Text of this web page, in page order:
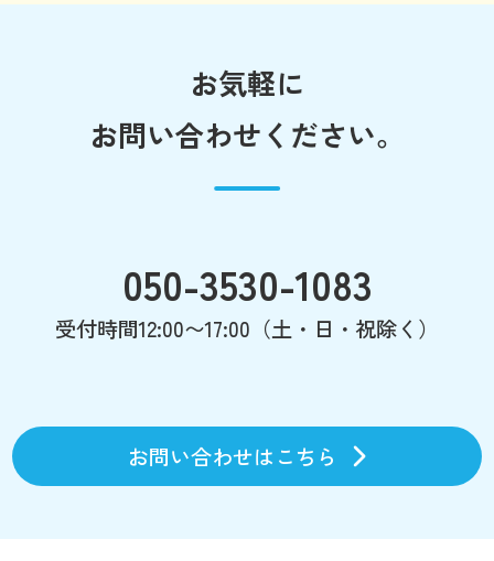
お気軽に
お問い合わせください。
050-3530-1083
受付時間12:00〜17:00（土・日・祝除く）
お問い合わせはこちら